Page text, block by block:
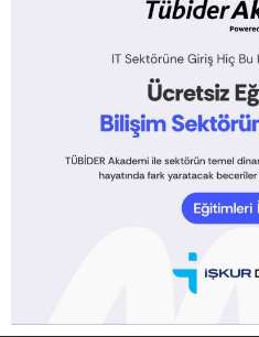
Bilişim Meslekleri Raporu 2024